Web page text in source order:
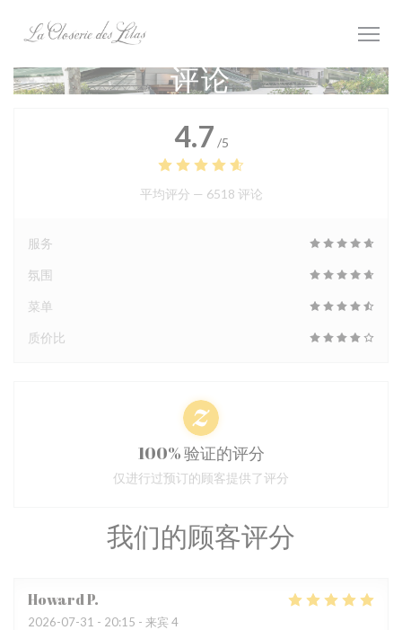
评论
我们的顾客评分
HowardP
2026-07-31 - 20:15 - 来宾 4
4.7 /5
平均评分 — 6518 评论
服务
氛围
菜单
质价比
100% 验证的评分
仅进行过预订的顾客提供了评分